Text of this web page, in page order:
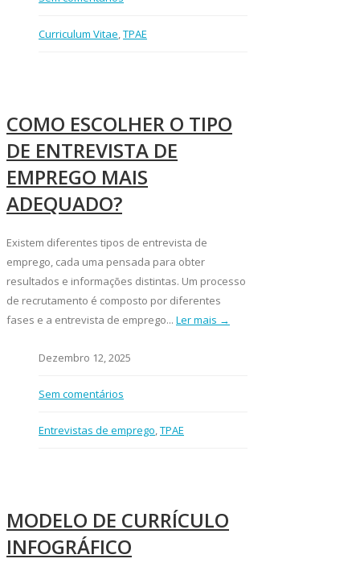
Curriculum Vitae,TPAE
COMO ESCOLHER O TIPO
DE ENTREVISTA DE
EMPREGO MAIS
ADEQUADO?
Existem diferentes tipos de entrevista de
emprego, cada uma pensada para obter
resultados e informações distintas. Um processo
de recrutamento é composto por diferentes
fases e a entrevista de emprego... Ler mais →
Dezembro 12, 2025
Sem comentários
Entrevistas de emprego,TPAE
MODELO DE CURRÍCULO
INFOGRÁFICO